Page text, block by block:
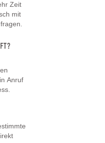
Zeit
mit
Anruf